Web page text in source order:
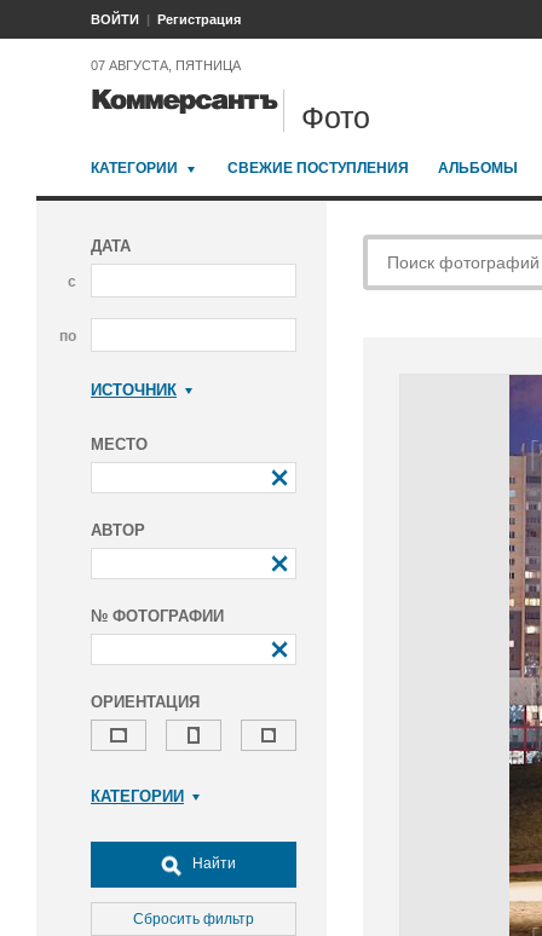
ВОЙТИ Регистрация
07 АВГУСТА, ПЯТНИЦА
Фото
КАТЕГОРИИ СВЕЖИЕ ПОСТУПЛЕНИЯ АЛЬБОМЫ
ДАТА
с
по
ИСТОЧНИК
МЕСТО
АВТОР
№ ФОТОГРАФИИ
ОРИЕНТАЦИЯ
КАТЕГОРИИ
Досуг, туризм и отдых
Культура
Медицина
Найти
Сбросить фильтр